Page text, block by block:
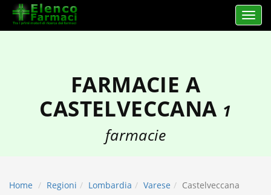
Apri
elencofarmaci.it
FARMACIE A
CASTELVECCANA 1
farmacie
Home Regioni Lombardia Varese Castelveccana